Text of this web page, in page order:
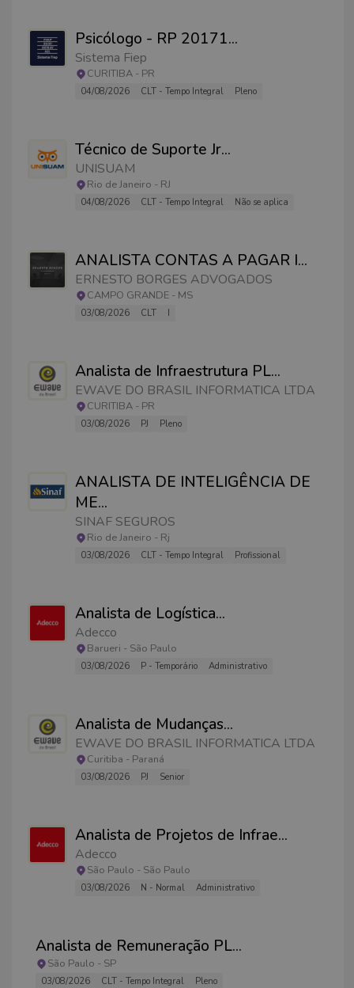
Psicólogo - RP 20171...
Sistema Fiep
CURITIBA - PR
04/08/2026 CLT - Tempo Integral Pleno
Técnico de Suporte Jr...
UNISUAM
Rio de Janeiro - RJ
04/08/2026 CLT - Tempo Integral Não se aplica
ANALISTA CONTAS A PAGAR I...
ERNESTO BORGES ADVOGADOS
CAMPO GRANDE - MS
03/08/2026 CLT I
Analista de Infraestrutura PL...
EWAVE DO BRASIL INFORMATICA LTDA
CURITIBA - PR
03/08/2026 PJ Pleno
ANALISTA DE INTELIGÊNCIA DE
ME...
SINAF SEGUROS
Rio de Janeiro - Rj
03/08/2026 CLT - Tempo Integral Profissional
Analista de Logística...
Adecco
Barueri - São Paulo
03/08/2026 P - Temporário Administrativo
Analista de Mudanças...
EWAVE DO BRASIL INFORMATICA LTDA
Curitiba - Paraná
03/08/2026 PJ Senior
Analista de Projetos de Infrae...
Adecco
São Paulo - São Paulo
03/08/2026 N - Normal Administrativo
Analista de Remuneração PL...
São Paulo - SP
03/08/2026 CLT - Tempo Integral Pleno